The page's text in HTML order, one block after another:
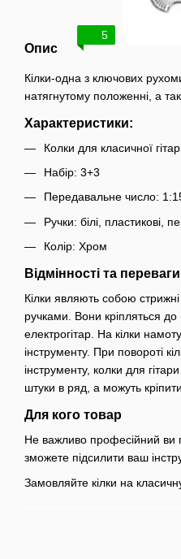
5
Опис
Кілки-одна з ключових
натягнутому положенні, а
Характеристики:
Колки для класичної
Набір: 3+3
Передавальне число:
Ручки: білі, пластикові,
Колір: Хром
Відмінності та переваги
Кілки являють собою
ручками. Вони кріпляться до
електрогітар. На кілки
інструменту. При повороті
інструменту, колки для
штуки в ряд, а можуть
Для кого товар
Не важливо професійний ви
зможете підсилити ваш
Замовляйте кілки на